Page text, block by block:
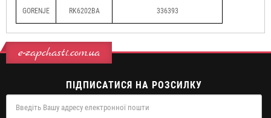
GORENJE RK6202BA 336393
e-zapchasti.com.ua
ПІДПИСАТИСЯ НА РОЗСИЛКУ